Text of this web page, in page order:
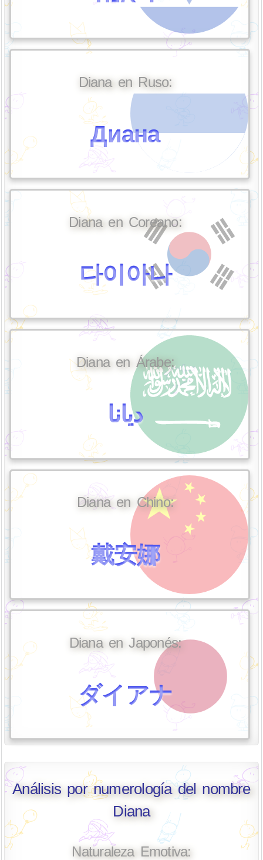
Diana en Ruso:
Диана
Diana en Coreano:
다이아나
Diana en Árabe:
ديانا
Diana en Chino:
戴安娜
Diana en Japonés:
ダイアナ
Análisis por numerología del nombre
Diana
Naturaleza Emotiva: